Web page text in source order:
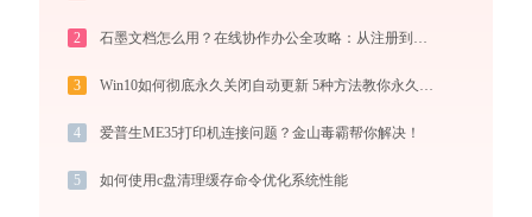
2
3
4 爱普生ME35打印机连接问题？金山毒霸帮你解决！
5 如何使用c盘清理缓存命令优化系统性能